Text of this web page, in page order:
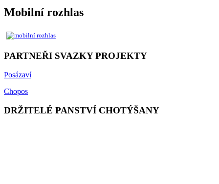
Mobilní rozhlas
PARTNEŘI SVAZKY PROJEKTY
Posázaví
Chopos
DRŽITELÉ PANSTVÍ CHOTÝŠANY